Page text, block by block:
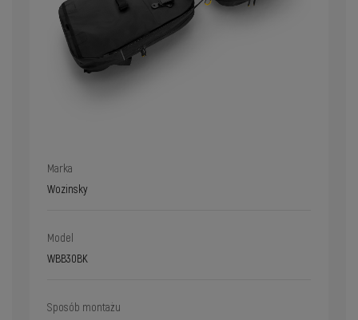
Marka
Wozinsky
Model
WBB30BK
Sposób montażu